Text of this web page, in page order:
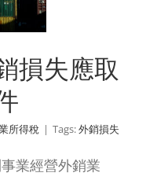
損失應取
所得稅 | Tags:外銷損失
業經營外銷業